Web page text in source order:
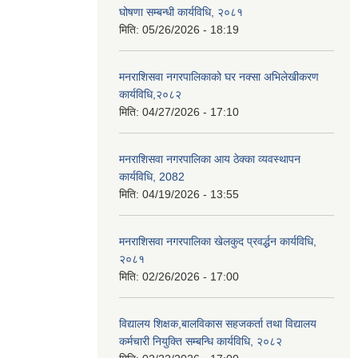
घोषणा सम्बन्धी कार्यविधि, २०८१
मिति: 05/26/2026 - 18:19
मनराशिसवा नगरपालिकाको घर नक्सा अभिलेखीकरण
कार्यविधि,२०८२
मिति: 04/27/2026 - 17:10
मनराशिसवा नगरपालिका आय ठेक्का व्यवस्थापन
कार्यविधि, 2082
मिति: 04/19/2026 - 13:55
मनराशिसवा नगरपालिका खेलकुद प्रवर्द्धन कार्यविधि,
२०८१
मिति: 02/26/2026 - 17:00
विद्यालय शिक्षक,बालविकास सहजकर्ता तथा विद्यालय
कर्मचारी नियुक्ति सम्बन्धि कार्यविधि, २०८२